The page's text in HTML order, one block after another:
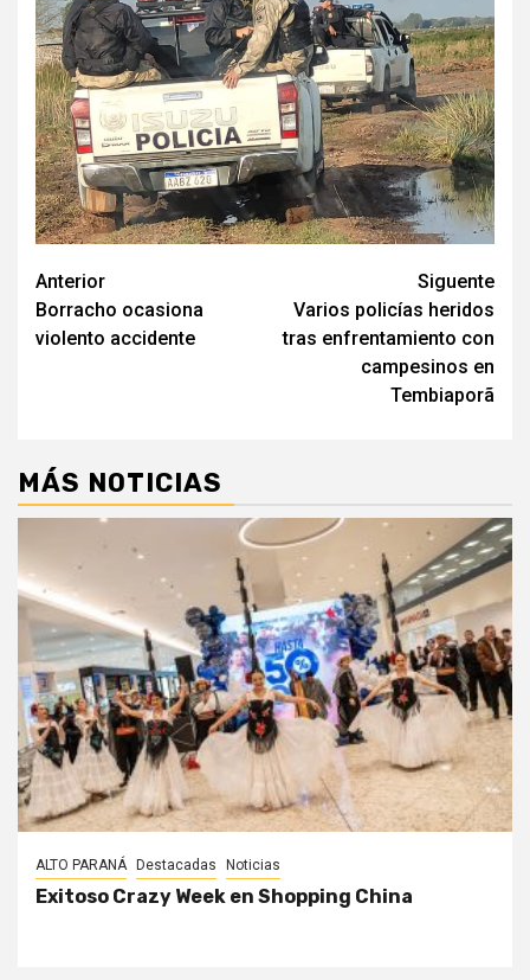
Navegación
de
Anterior
Borracho ocasiona
violento accidente
Siguente
Varios policías heridos
tras enfrentamiento con
campesinos en
Tembiaporã
MÁS NOTICIAS
ALTO PARANÁ Destacadas Noticias
Exitoso Crazy Week en Shopping China